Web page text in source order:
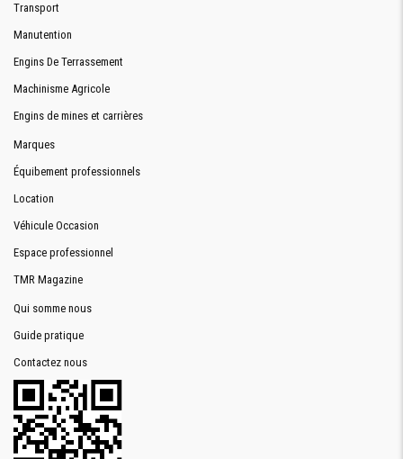
Transport
Manutention
Engins De Terrassement
Machinisme Agricole
Engins de mines et carrières
Marques
Équibement professionnels
Location
Véhicule Occasion
Espace professionnel
TMR Magazine
Qui somme nous
Guide pratique
Contactez nous